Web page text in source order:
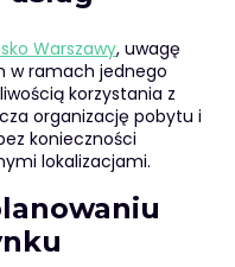
Warszawy, uwagę
w ramach jednego
korzystania z
organizację pobytu i
konieczności
lokalizacjami.